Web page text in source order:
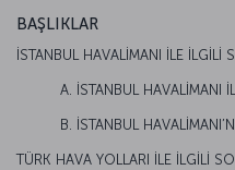
BAŞLIKLAR
İSTANBUL HAVALİMANI İLE İLGİLİ
A. İSTANBUL HAVALİMANI
B. İSTANBUL
TÜRK HAVA YOLLARI İLE İLGİLİ